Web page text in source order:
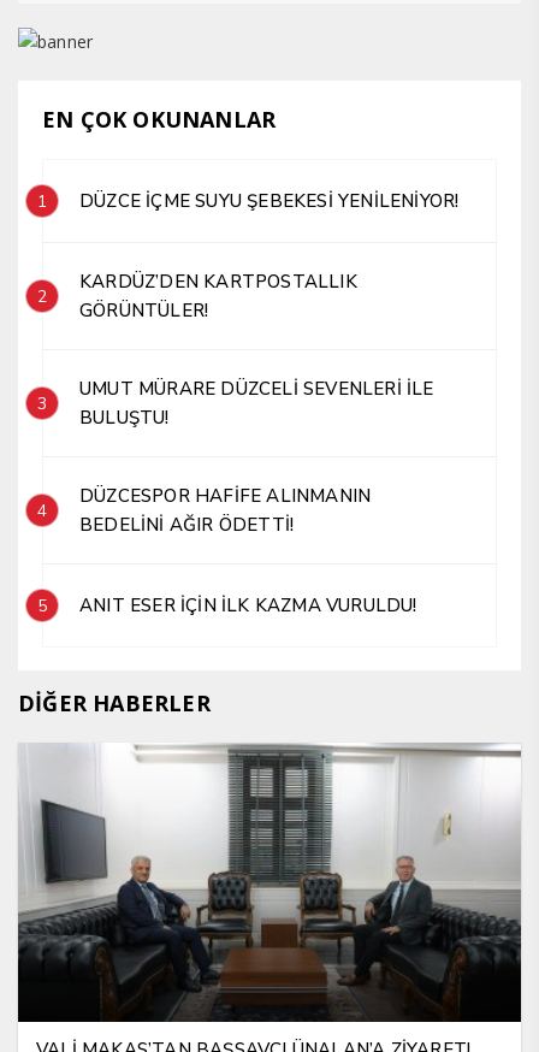
EN ÇOK OKUNANLAR
1 DÜZCE İÇME SUYU ŞEBEKESİ YENİLENİYOR!
2
KARDÜZ’DEN KARTPOSTALLIK
GÖRÜNTÜLER!
3
UMUT MÜRARE DÜZCELİ SEVENLERİ İLE
BULUŞTU!
4
DÜZCESPOR HAFİFE ALINMANIN
BEDELİNİ AĞIR ÖDETTİ!
5 ANIT ESER İÇİN İLK KAZMA VURULDU!
DİĞER HABERLER